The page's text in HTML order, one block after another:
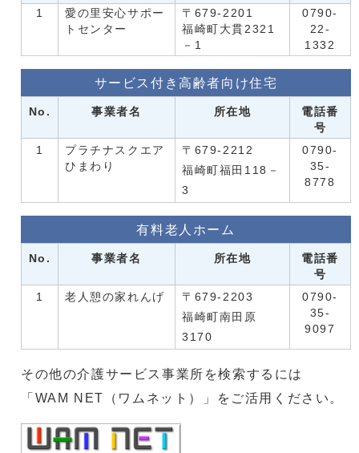
1
愛の里安心サポー
トセンター
〒679-2201
福崎町大貫2321
－1
0790-
22-
1332
サービス付き高齢者向け住宅
No. 事業者名 所在地
電話番
号
1
プラチナスクエア
ひまわり
〒679-2212
福崎町福田118－
3
0790-
35-
8778
有料老人ホーム
No. 事業者名 所在地
電話番
号
1
老人憩の家れんげ
〒679-2203
福崎町南田原
3170
0790-
35-
9097
その他の介護サービス事業所を検索するには
「WAM NET（ワムネット）」をご活用ください。